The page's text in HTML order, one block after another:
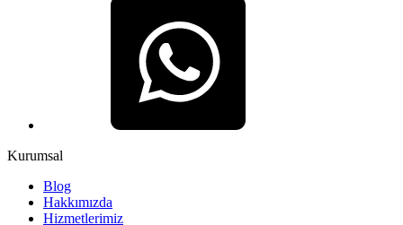
Kurumsal
Blog
Hakkımızda
Hizmetlerimiz